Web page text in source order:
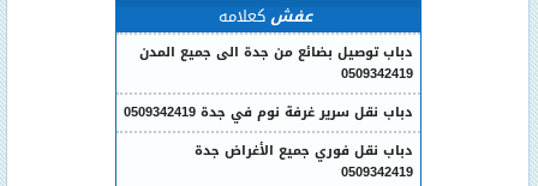
عفشكعلامه
دباب توصيل بضائع من جدة الى جميع المدن
0509342419
دباب نقل سرير غرفة نوم في جدة 0509342419
دباب نقل فوري جميع الأغراض جدة
0509342419